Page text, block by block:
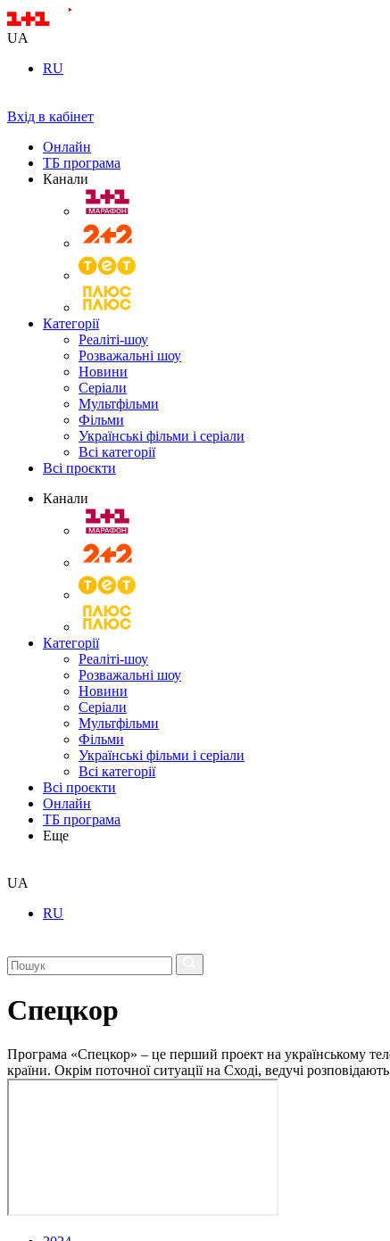
UA
RU
Вхід в кабінет
Онлайн
ТБ програма
Канали
Категорії
Реаліті-шоу
Розважальні шоу
Новини
Серіали
Мультфільми
Фільми
Українські фільми і серіали
Всі категорії
Всі проєкти
Канали
Категорії
Реаліті-шоу
Розважальні шоу
Новини
Серіали
Мультфільми
Фільми
Українські фільми і серіали
Всі категорії
Всі проєкти
Онлайн
ТБ програма
Еще
UA
RU
Спецкор
Програма «Спецкор» – це перший проект на українському
країни. Окрім поточної ситуації на Сході, ведучі